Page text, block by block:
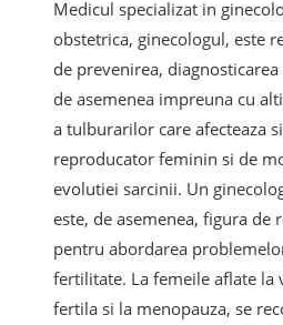
Medicul specializat in
obstetrica, ginecologul, este
de prevenirea,
de asemenea impreuna cu
a tulburarilor care afecteaza
reproducator feminin si de
evolutiei sarcinii. Un
este, de asemenea, figura de
pentru abordarea
fertilitate. La femeile aflate la
fertila si la menopauza, se